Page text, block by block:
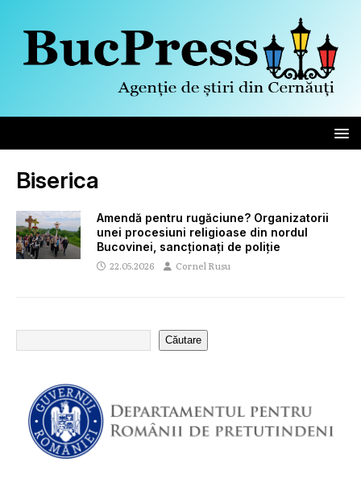
Biserica
Amendă pentru rugăciune? Organizatorii
unei procesiuni religioase din nordul
Bucovinei, sancționați de poliție
22.05.2026 Cornel Rusu
Căutare